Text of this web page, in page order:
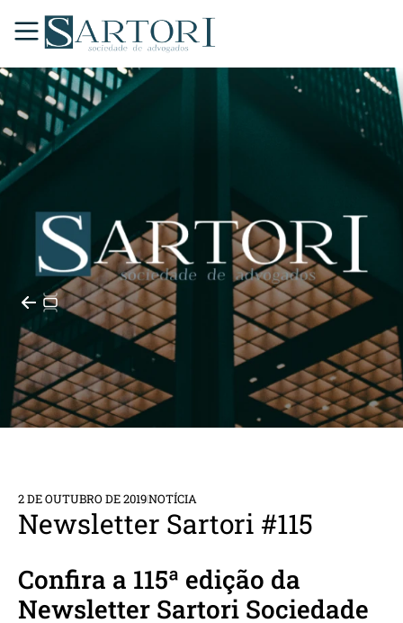
2 DE OUTUBRO DE 2019NOTÍCIA
Newsletter Sartori #115
Confira a 115ª edição da
Newsletter Sartori Sociedade